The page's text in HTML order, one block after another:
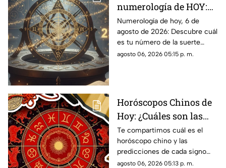
numerología de HOY:
Conoce el número de la
suerte de este jueves 6
de agosto de 2026, para
cada signo del zodiaco
Numerología de hoy, 6 de
agosto de 2026: Descubre cuál
es tu número de la suerte
según tu signo zodiacal.
agosto 06, 2026 05:15 p. m.
Horóscopos Chinos de
Hoy: ¿Cuáles son las
predicciones para este
jueves 6 de agosto de
2026?
Te compartimos cuál es el
horóscopo chino y las
predicciones de cada signo
para el día de hoy, jueves 6 de
agosto 06, 2026 05:13 p. m.